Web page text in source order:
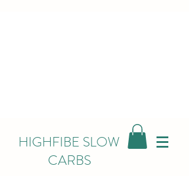
HIGHFIBE SLOW
CARBS